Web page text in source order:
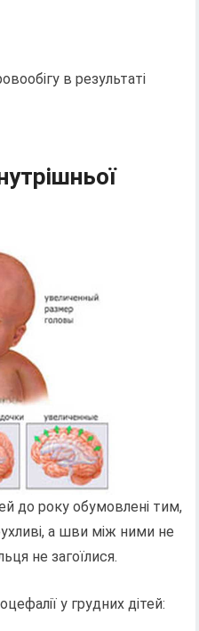
в результаті
до року обумовлені тим,
а шви між ними не
не загоїлися.
у грудних дітей: